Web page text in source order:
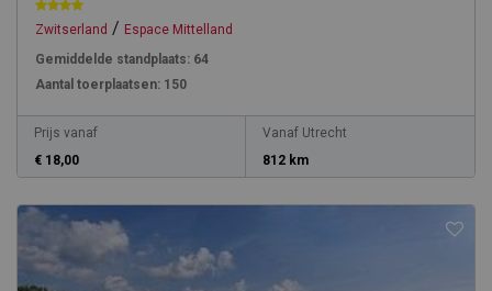
Zwitserland / Espace Mittelland
Gemiddelde standplaats: 64
Aantal toerplaatsen: 150
Prijs vanaf
€ 18,00
Vanaf Utrecht
812 km